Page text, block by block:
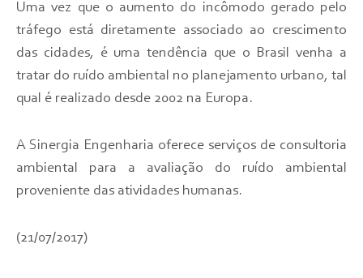
Uma vez que o aumento do incômodo gerado pelo
tráfego está diretamente associado ao crescimento
das cidades, é uma tendência que o Brasil venha a
tratar do ruído ambiental no planejamento urbano, tal
qual é realizado desde 2002 na Europa.
A Sinergia Engenharia oferece serviços de consultoria
ambiental para a avaliação do ruído ambiental
proveniente das atividades humanas.
(21/07/2017)